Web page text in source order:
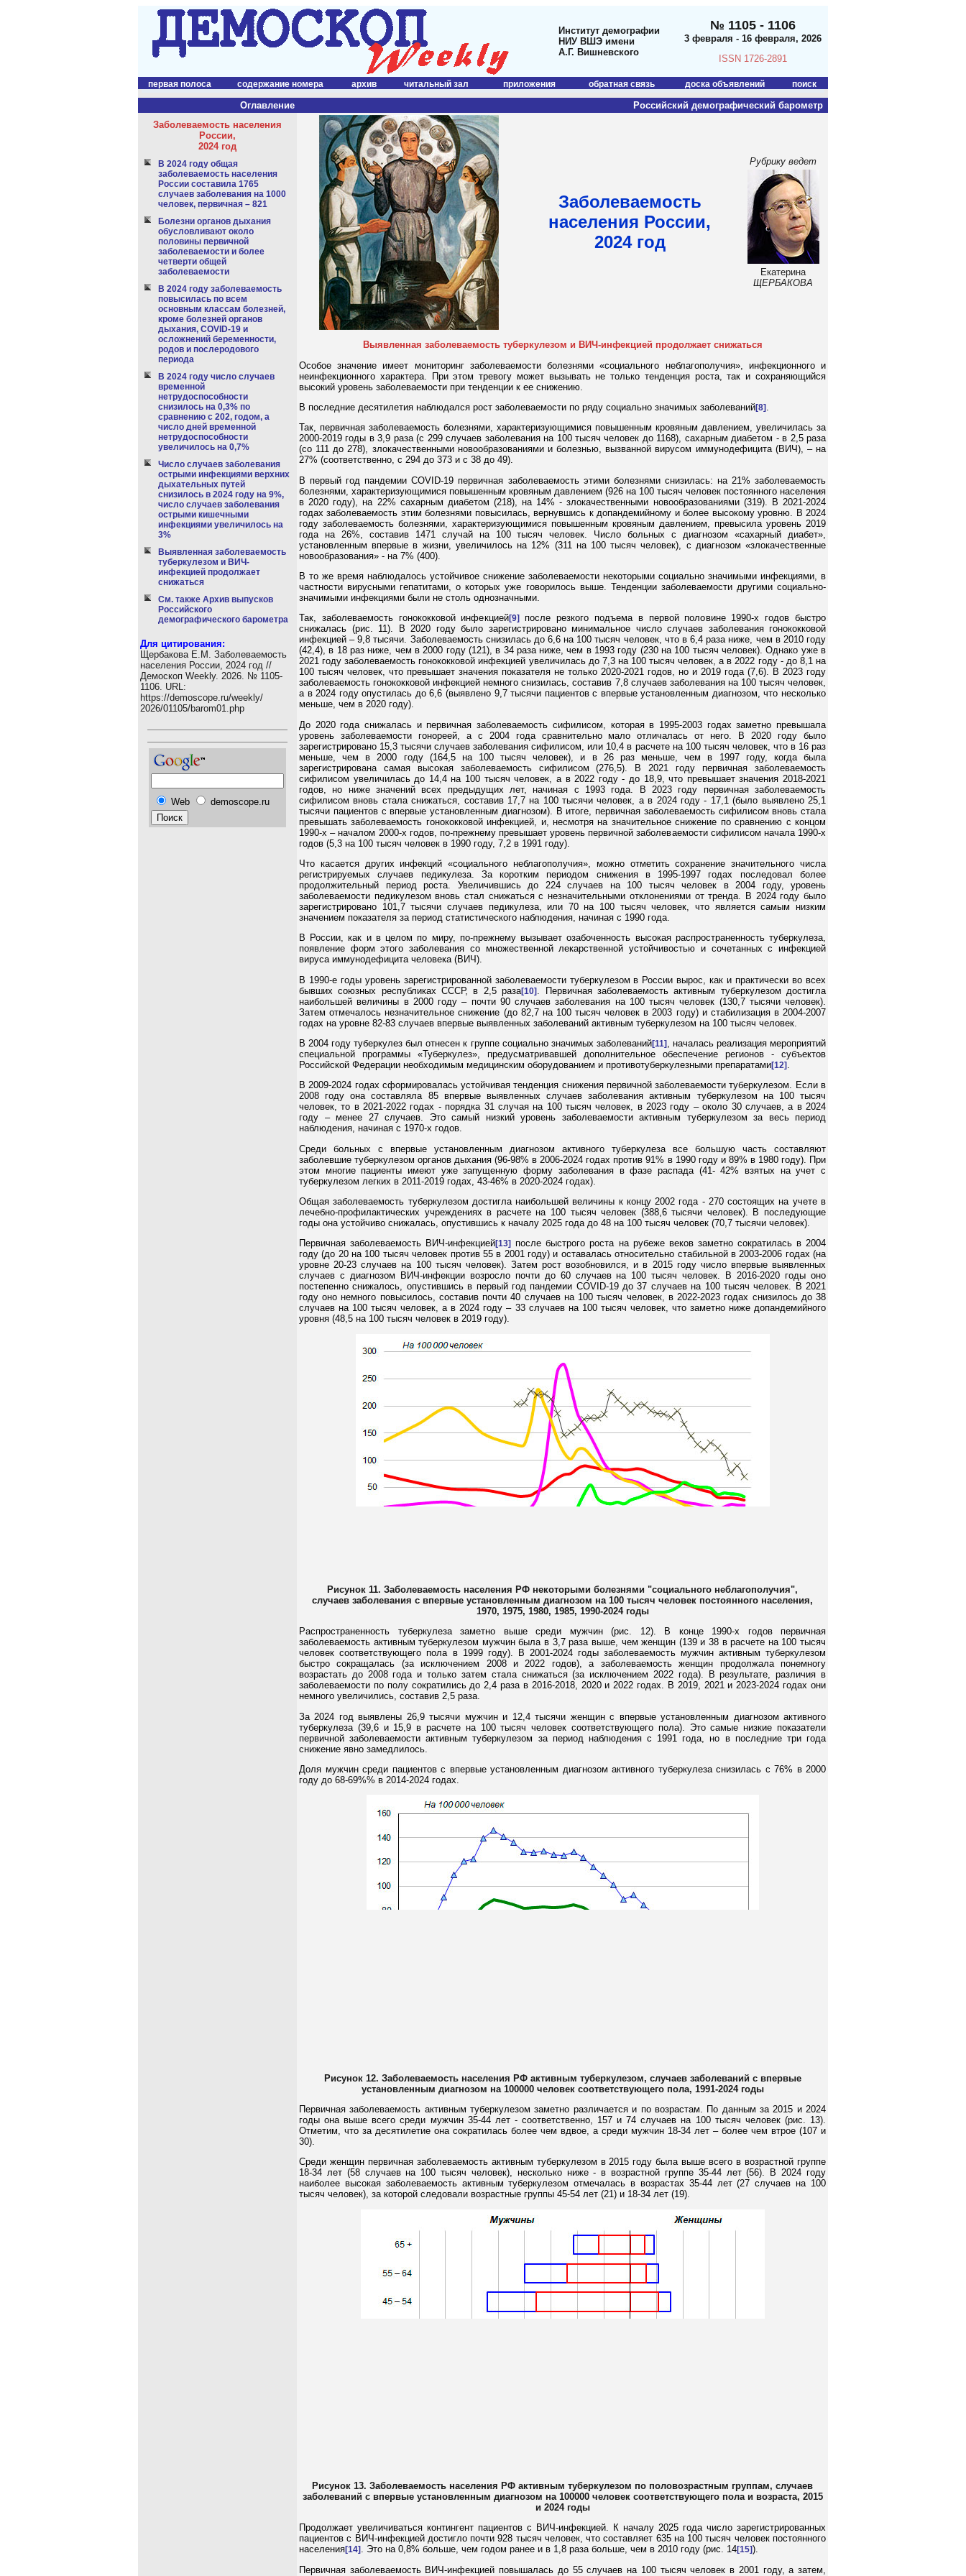
Институт демографии
НИУ ВШЭ имени
А.Г. Вишневского
№ 1105 - 1106
3 февраля - 16 февраля, 2026
ISSN 1726-2891
первая полоса содержание номера архив читальный зал приложения обратная связь доска объявлений поиск
Оглавление
Российский демографический барометр
Заболеваемость населения
России,
2024 год
В 2024 году общая
заболеваемость населения
России составила 1765
случаев заболевания на 1000
человек, первичная – 821
Болезни органов дыхания
обусловливают около
половины первичной
заболеваемости и более
четверти общей
заболеваемости
В 2024 году заболеваемость
повысилась по всем
основным классам болезней,
кроме болезней органов
дыхания, COVID-19 и
осложнений беременности,
родов и послеродового
периода
В 2024 году число случаев
временной
нетрудоспособности
снизилось на 0,3% по
сравнению с 202, годом, а
число дней временной
нетрудоспособности
увеличилось на 0,7%
Число случаев заболевания
острыми инфекциями верхних
дыхательных путей
снизилось в 2024 году на 9%,
число случаев заболевания
острыми кишечными
инфекциями увеличилось на
3%
Выявленная заболеваемость
туберкулезом и ВИЧ-
инфекцией продолжает
снижаться
См. также Архив выпусков
Российского
демографического барометра
Для цитирования:
Щербакова Е.М. Заболеваемость
населения России, 2024 год //
Демоскоп Weekly. 2026. № 1105-
1106. URL:
https://demoscope.ru/weekly/
2026/01105/barom01.php
Web demoscope.ru
Заболеваемость
населения России,
2024 год
Рубрику ведет
Екатерина
ЩЕРБАКОВА
Выявленная заболеваемость туберкулезом и ВИЧ-инфекцией продолжает снижаться
Особое значение имеет мониторинг заболеваемости болезнями «социального неблагополучия», инфекционного и
неинфекционного характера. При этом тревогу может вызывать не только тенденция роста, так и сохраняющийся
высокий уровень заболеваемости при тенденции к ее снижению.
В последние десятилетия наблюдался рост заболеваемости по ряду социально значимых заболеваний[8]
Так, первичная заболеваемость болезнями, характеризующимися повышенным кровяным давлением, увеличилась за
2000-2019 годы в 3,9 раза (с 299 случаев заболевания на 100 тысяч человек до 1168), сахарным диабетом - в 2,5 раза
(со 111 до 278), злокачественными новообразованиями и болезнью, вызванной вирусом иммунодефицита (ВИЧ), – на
27% (соответственно, с 294 до 373 и с 38 до 49).
В первый год пандемии COVID-19 первичная заболеваемость этими болезнями снизилась: на 21% заболеваемость
болезнями, характеризующимися повышенным кровяным давлением (926 на 100 тысяч человек постоянного населения
в 2020 году), на 22% сахарным диабетом (218), на 14% - злокачественными новообразованиями (319). В 2021-2024
годах заболеваемость этим болезнями повысилась, вернувшись к допандемийному и более высокому уровню. В 2024
году заболеваемость болезнями, характеризующимися повышенным кровяным давлением, превысила уровень 2019
года на 26%, составив 1471 случай на 100 тысяч человек. Число больных с диагнозом «сахарный диабет»,
установленным впервые в жизни, увеличилось на 12% (311 на 100 тысяч человек), с диагнозом «злокачественные
новообразования» - на 7% (400).
В то же время наблюдалось устойчивое снижение заболеваемости некоторыми социально значимыми инфекциями, в
частности вирусными гепатитами, о которых уже говорилось выше. Тенденции заболеваемости другими социально-
значимыми инфекциями были не столь однозначными.
Так, заболеваемость гонококковой инфекцией[9]после резкого подъема в первой половине 1990-х годов быстро
снижалась (рис. 11). В 2020 году было зарегистрировано минимальное число случаев заболевания гонококковой
инфекцией – 9,8 тысячи. Заболеваемость снизилась до 6,6 на 100 тысяч человек, что в 6,4 раза ниже, чем в 2010 году
(42,4), в 18 раз ниже, чем в 2000 году (121), в 34 раза ниже, чем в 1993 году (230 на 100 тысяч человек). Однако уже в
2021 году заболеваемость гонококковой инфекцией увеличилась до 7,3 на 100 тысяч человек, а в 2022 году - до 8,1 на
100 тысяч человек, что превышает значения показателя не только 2020-2021 годов, но и 2019 года (7,6). В 2023 году
заболеваемость гонококковой инфекцией немного снизилась, составив 7,8 случаев заболевания на 100 тысяч человек,
а в 2024 году опустилась до 6,6 (выявлено 9,7 тысячи пациентов с впервые установленным диагнозом, что несколько
меньше, чем в 2020 году).
До 2020 года снижалась и первичная заболеваемость сифилисом, которая в 1995-2003 годах заметно превышала
уровень заболеваемости гонореей, а с 2004 года сравнительно мало отличалась от него. В 2020 году было
зарегистрировано 15,3 тысячи случаев заболевания сифилисом, или 10,4 в расчете на 100 тысяч человек, что в 16 раз
меньше, чем в 2000 году (164,5 на 100 тысяч человек), и в 26 раз меньше, чем в 1997 году, когда была
зарегистрирована самая высокая заболеваемость сифилисом (276,5). В 2021 году первичная заболеваемость
сифилисом увеличилась до 14,4 на 100 тысяч человек, а в 2022 году - до 18,9, что превышает значения 2018-2021
годов, но ниже значений всех предыдущих лет, начиная с 1993 года. В 2023 году первичная заболеваемость
сифилисом вновь стала снижаться, составив 17,7 на 100 тысячи человек, а в 2024 году - 17,1 (было выявлено 25,1
тысячи пациентов с впервые установленным диагнозом). В итоге, первичная заболеваемость сифилисом вновь стала
превышать заболеваемость гонококковой инфекцией, и, несмотря на значительное снижение по сравнению с концом
1990-х – началом 2000-х годов, по-прежнему превышает уровень первичной заболеваемости сифилисом начала 1990-х
годов (5,3 на 100 тысяч человек в 1990 году, 7,2 в 1991 году).
Что касается других инфекций «социального неблагополучия», можно отметить сохранение значительного числа
регистрируемых случаев педикулеза. За коротким периодом снижения в 1995-1997 годах последовал более
продолжительный период роста. Увеличившись до 224 случаев на 100 тысяч человек в 2004 году, уровень
заболеваемости педикулезом вновь стал снижаться с незначительными отклонениями от тренда. В 2024 году было
зарегистрировано 101,7 тысячи случаев педикулеза, или 70 на 100 тысяч человек, что является самым низким
значением показателя за период статистического наблюдения, начиная с 1990 года.
В России, как и в целом по миру, по-прежнему вызывает озабоченность высокая распространенность туберкулеза,
появление форм этого заболевания со множественной лекарственной устойчивостью и сочетанных с инфекцией
вируса иммунодефицита человека (ВИЧ).
В 1990-е годы уровень зарегистрированной заболеваемости туберкулезом в России вырос, как и практически во всех
бывших союзных республиках СССР, в 2,5 раза[10] . Первичная заболеваемость активным туберкулезом достигла
наибольшей величины в 2000 году – почти 90 случаев заболевания на 100 тысяч человек (130,7 тысячи человек).
Затем отмечалось незначительное снижение (до 82,7 на 100 тысяч человек в 2003 году) и стабилизация в 2004-2007
годах на уровне 82-83 случаев впервые выявленных заболеваний активным туберкулезом на 100 тысяч человек.
В 2004 году туберкулез был отнесен к группе социально значимых заболеваний[11], началась реализация мероприятий
специальной программы «Туберкулез», предусматривавшей дополнительное обеспечение регионов - субъектов
Российской Федерации необходимым медицинским оборудованием и противотуберкулезными препаратами[12]
В 2009-2024 годах сформировалась устойчивая тенденция снижения первичной заболеваемости туберкулезом. Если в
2008 году она составляла 85 впервые выявленных случаев заболевания активным туберкулезом на 100 тысяч
человек, то в 2021-2022 годах - порядка 31 случая на 100 тысяч человек, в 2023 году – около 30 случаев, а в 2024
году – менее 27 случаев. Это самый низкий уровень заболеваемости активным туберкулезом за весь период
наблюдения, начиная с 1970-х годов.
Среди больных с впервые установленным диагнозом активного туберкулеза все большую часть составляют
заболевшие туберкулезом органов дыхания (96-98% в 2006-2024 годах против 91% в 1990 году и 89% в 1980 году). При
этом многие пациенты имеют уже запущенную форму заболевания в фазе распада (41- 42% взятых на учет с
туберкулезом легких в 2011-2019 годах, 43-46% в 2020-2024 годах).
Общая заболеваемость туберкулезом достигла наибольшей величины к концу 2002 года - 270 состоящих на учете в
лечебно-профилактических учреждениях в расчете на 100 тысяч человек (388,6 тысячи человек). В последующие
годы она устойчиво снижалась, опустившись к началу 2025 года до 48 на 100 тысяч человек (70,7 тысячи человек).
Первичная заболеваемость ВИЧ-инфекцией[13]
после быстрого роста на рубеже веков заметно сократилась в 2004
году (до 20 на 100 тысяч человек против 55 в 2001 году) и оставалась относительно стабильной в 2003-2006 годах (на
уровне 20-23 случаев на 100 тысяч человек). Затем рост возобновился, и в 2015 году число впервые выявленных
случаев с диагнозом ВИЧ-инфекции возросло почти до 60 случаев на 100 тысяч человек. В 2016-2020 годы оно
постепенно снижалось, опустившись в первый год пандемии COVID-19 до 37 случаев на 100 тысяч человек. В 2021
году оно немного повысилось, составив почти 40 случаев на 100 тысяч человек, в 2022-2023 годах снизилось до 38
случаев на 100 тысяч человек, а в 2024 году – 33 случаев на 100 тысяч человек, что заметно ниже допандемийного
уровня (48,5 на 100 тысяч человек в 2019 году).
Рисунок 11. Заболеваемость населения РФ некоторыми болезнями "социального неблагополучия",
случаев заболевания с впервые установленным диагнозом на 100 тысяч человек постоянного населения,
1970, 1975, 1980, 1985, 1990-2024 годы
Распространенность туберкулеза заметно выше среди мужчин (рис. 12). В конце 1990-х годов первичная
заболеваемость активным туберкулезом мужчин была в 3,7 раза выше, чем женщин (139 и 38 в расчете на 100 тысяч
человек соответствующего пола в 1999 году). В 2001-2024 годы заболеваемость мужчин активным туберкулезом
быстро сокращалась (за исключением 2008 и 2022 годов), а заболеваемость женщин продолжала понемногу
возрастать до 2008 года и только затем стала снижаться (за исключением 2022 года). В результате, различия в
заболеваемости по полу сократились до 2,4 раза в 2016-2018, 2020 и 2022 годах. В 2019, 2021 и 2023-2024 годах они
немного увеличились, составив 2,5 раза.
За 2024 год выявлены 26,9 тысячи мужчин и 12,4 тысячи женщин с впервые установленным диагнозом активного
туберкулеза (39,6 и 15,9 в расчете на 100 тысяч человек соответствующего пола). Это самые низкие показатели
первичной заболеваемости активным туберкулезом за период наблюдения с 1991 года, но в последние три года
снижение явно замедлилось.
Доля мужчин среди пациентов с впервые установленным диагнозом активного туберкулеза снизилась с 76% в 2000
году до 68-69%% в 2014-2024 годах.
Рисунок 12. Заболеваемость населения РФ активным туберкулезом, случаев заболеваний с впервые
установленным диагнозом на 100000 человек соответствующего пола, 1991-2024 годы
Первичная заболеваемость активным туберкулезом заметно различается и по возрастам. По данным за 2015 и 2024
годы она выше всего среди мужчин 35-44 лет - соответственно, 157 и 74 случаев на 100 тысяч человек (рис. 13).
Отметим, что за десятилетие она сократилась более чем вдвое, а среди мужчин 18-34 лет – более чем втрое (107 и
30).
Среди женщин первичная заболеваемость активным туберкулезом в 2015 году была выше всего в возрастной группе
18-34 лет (58 случаев на 100 тысяч человек), несколько ниже - в возрастной группе 35-44 лет (56). В 2024 году
наиболее высокая заболеваемость активным туберкулезом отмечалась в возрастах 35-44 лет (27 случаев на 100
тысяч человек), за которой следовали возрастные группы 45-54 лет (21) и 18-34 лет (19).
Рисунок 13. Заболеваемость населения РФ активным туберкулезом по половозрастным группам, случаев
заболеваний с впервые установленным диагнозом на 100000 человек соответствующего пола и возраста, 2015
и 2024 годы
Продолжает увеличиваться контингент пациентов с ВИЧ-инфекцией. К началу 2025 года число зарегистрированных
пациентов с ВИЧ-инфекцией достигло почти 928 тысяч человек, что составляет 635 на 100 тысяч человек постоянного
населения[14] . Это на 0,8% больше, чем годом ранее и в 1,8 раза больше, чем в 2010 году (рис. 14[15]).
Первичная заболеваемость ВИЧ-инфекцией повышалась до 55 случаев на 100 тысяч человек в 2001 году, а затем,